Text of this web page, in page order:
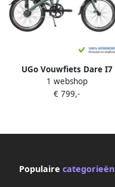
UGo Vouwfiets Dare I7
1 webshop
€ 799,-
Populaire categorieën